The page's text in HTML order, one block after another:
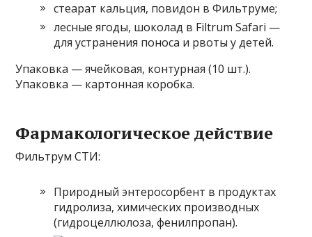
стеарат кальция, повидон в Фильтруме;
лесные ягоды, шоколад в Filtrum Safari —
для устранения поноса и рвоты у детей.
Упаковка — ячейковая, контурная (10 шт.).
Упаковка — картонная коробка.
Фармакологическое действие
Фильтрум СТИ:
Природный энтеросорбент в продуктах
гидролиза, химических производных
(гидроцеллюлоза, фенилпропан).